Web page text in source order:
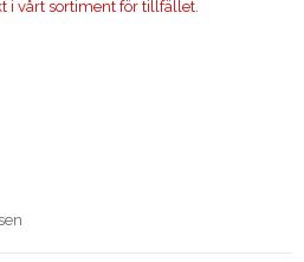
i vårt sortiment för tillfället.